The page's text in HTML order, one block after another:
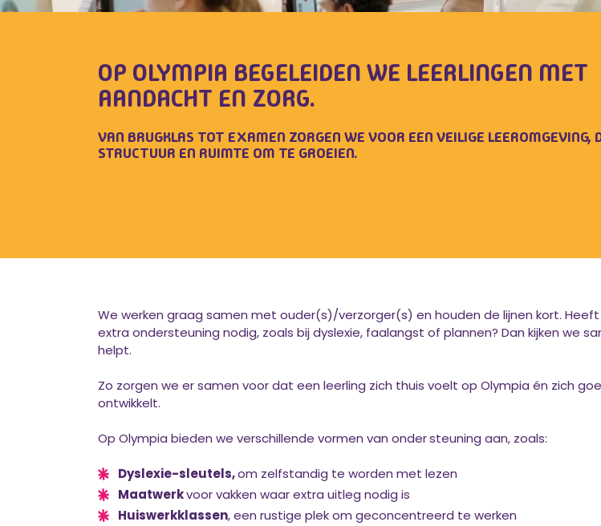
OP OLYMPIA BEGELEIDEN WE LEERLINGEN MET
AANDACHT EN ZORG.
VAN BRUGKLAS TOT EXAMEN ZORGEN WE VOOR EEN VEILIGE LEEROMGEVING,
STRUCTUUR EN RUIMTE OM TE GROEIEN.
We werken graag samen met ouder(s)/verzorger(s) en houden de lijnen kort.
extra ondersteuning nodig, zoals bij dyslexie, faalangst of plannen? Dan kijken we
helpt.
Zo zorgen we er samen voor dat een leerling zich thuis voelt op Olympia én zich
ontwikkelt.
Op Olympia bieden we verschillende vormen van ondersteuning aan, zoals:
Dyslexie-sleutels,om zelfstandig te worden met lezen
Maatwerkvoor vakken waar extra uitleg nodig is
Huiswerkklassen, een rustige plek om geconcentreerd te werken